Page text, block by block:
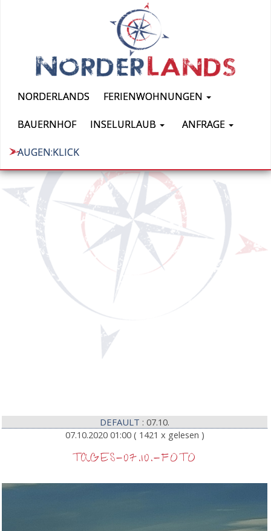
NORDERLANDS FERIENWOHNUNGEN
BAUERNHOF INSELURLAUB ANFRAGE
AUGEN:KLICK
DEFAULT : 07.10.
07.10.2020 01:00 ( 1421 x gelesen )
TAGES-07.10.-FOTO